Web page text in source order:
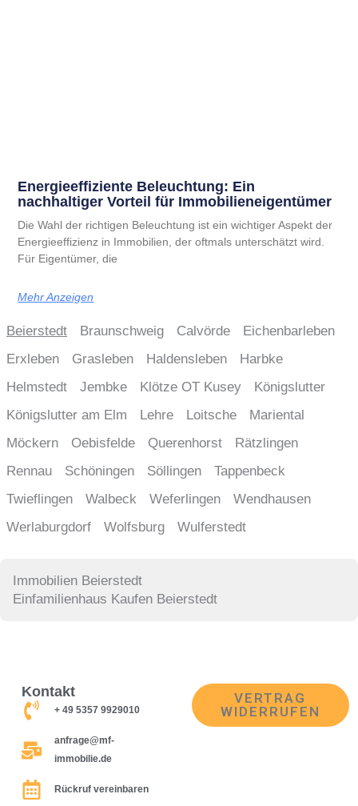
Energieeffiziente Beleuchtung: Ein
nachhaltiger Vorteil für Immobilieneigentümer
Die Wahl der richtigen Beleuchtung ist ein wichtiger Aspekt der
Energieeffizienz in Immobilien, der oftmals unterschätzt wird.
Für Eigentümer, die
Mehr Anzeigen
Beierstedt Braunschweig Calvörde
Eichenbarleben
Erxleben
Grasleben Haldensleben
Harbke
Helmstedt
Jembke Klötze OT Kusey
Königslutter
Königslutter am Elm
Lehre Loitsche
Mariental
Möckern
Oebisfelde Querenhorst
Rätzlingen
Rennau
Schöningen Söllingen
Tappenbeck
Twieflingen
Walbeck Weferlingen
Wendhausen
Werlaburgdorf
Wolfsburg Wulferstedt
Immobilien Beierstedt
Einfamilienhaus Kaufen Beierstedt
Kontakt
+ 49 5357 9929010
anfrage@mf-
immobilie.de
Rückruf vereinbaren
VERTRAG
WIDERRUFEN